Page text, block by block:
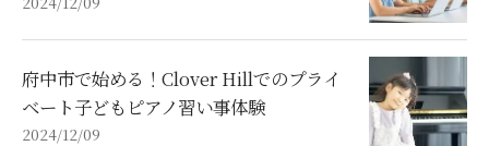
府中市で始める！Clover Hillでのプライ
ベート子どもピアノ習い事体験
2024/12/09